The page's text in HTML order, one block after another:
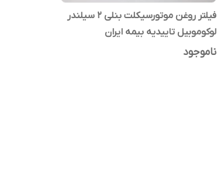
فیلتر روغن موتورسیکلت بنلی 2 سیلندر
لوکوموبیل تاییدیه بیمه ایران
ناموجود